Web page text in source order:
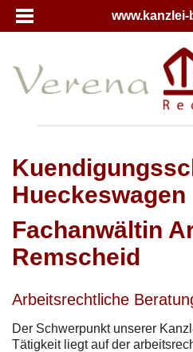
Hueckeswagen
Fachanwältin
Remscheid
Arbeitsrechtliche
Der Schwerpunkt unserer
Tätigkeit liegt auf der